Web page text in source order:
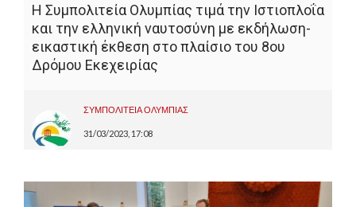
Η Συμπολιτεία Ολυμπίας τιμά την Ιστιοπλοΐα
και την ελληνική ναυτοσύνη με εκδήλωση-
εικαστική έκθεση στο πλαίσιο του 8ου
Δρόμου Εκεχειρίας
ΣΥΜΠΟΛΙΤΕΙΑ ΟΛΥΜΠΙΑΣ
31/03/2023, 17:08